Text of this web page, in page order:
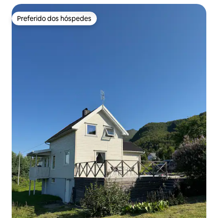
Preferido dos hóspedes
Preferido dos hóspedes